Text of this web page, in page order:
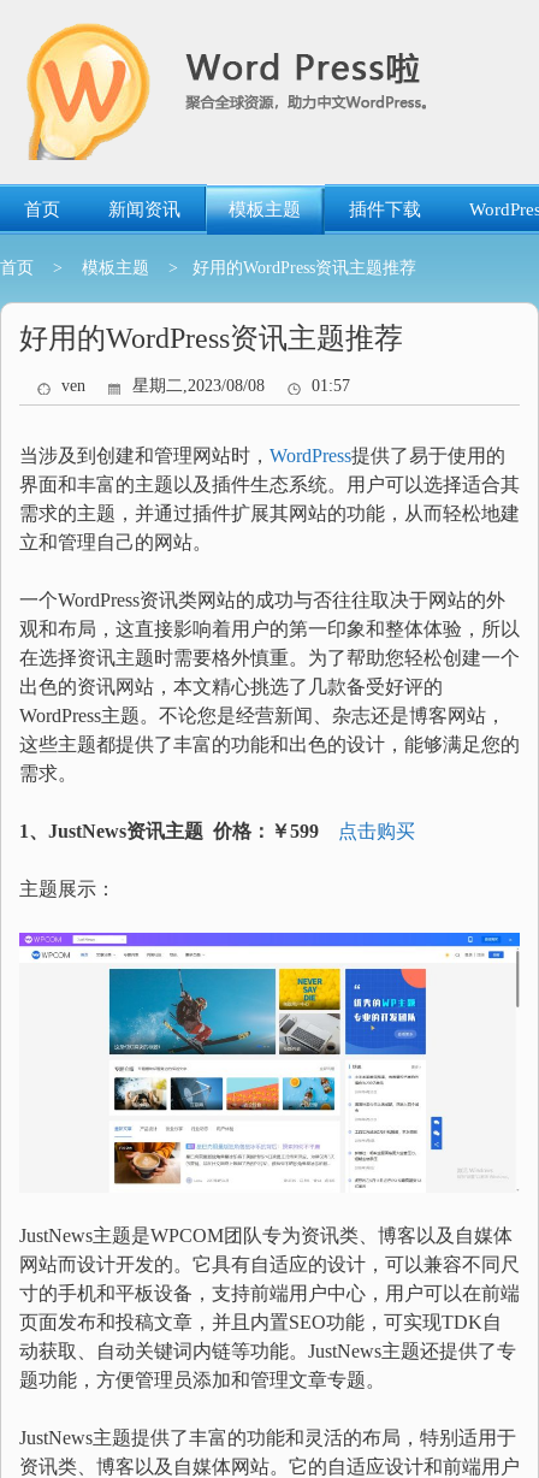
首页 新闻资讯 模板主题 插件下载
首页 > 模板主题 > 好用的WordPress资讯主题推荐
好用的WordPress资讯主题推荐
ven 星期二,2023/08/08 01:57
当涉及到创建和管理网站时， WordPress提供了易于使用的
界面和丰富的主题以及插件生态系统。用户可以选择适合其
需求的主题，并通过插件扩展其网站的功能，从而轻松地建
立和管理自己的网站。
一个WordPress资讯类网站的成功与否往往取决于网站的外
观和布局，这直接影响着用户的第一印象和整体体验，所以
在选择资讯主题时需要格外慎重。为了帮助您轻松创建一个
出色的资讯网站，本文精心挑选了几款备受好评的
WordPress主题。不论您是经营新闻、杂志还是博客网站，
这些主题都提供了丰富的功能和出色的设计，能够满足您的
需求。
1、JustNews资讯主题 价格：￥599 点击购买
主题展示：
JustNews主题是WPCOM团队专为资讯类、博客以及自媒体
网站而设计开发的。它具有自适应的设计，可以兼容不同尺
寸的手机和平板设备，支持前端用户中心，用户可以在前端
页面发布和投稿文章，并且内置SEO功能，可实现TDK自
动获取、自动关键词内链等功能。JustNews主题还提供了专
题功能，方便管理员添加和管理文章专题。
JustNews主题提供了丰富的功能和灵活的布局，特别适用于
资讯类、博客以及自媒体网站。它的自适应设计和前端用户